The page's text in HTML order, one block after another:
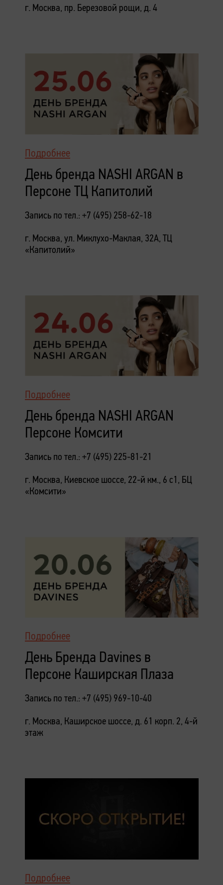
г. Москва, пр. Березовой рощи, д. 4
Подробнее
День бренда NASHI ARGAN в
Персоне ТЦ Капитолий
Запись по тел.: +7 (495) 258-62-18
г. Москва, ул. Миклухо-Маклая, 32А, ТЦ
«Капитолий»
Подробнее
День бренда NASHI ARGAN
Персоне Комсити
Запись по тел.: +7 (495) 225-81-21
г. Москва, Киевское шоссе, 22-й км., 6 с1, БЦ
«Комсити»
Подробнее
День Бренда Davines в
Персоне Каширская Плаза
Запись по тел.: +7 (495) 969-10-40
г. Москва, Каширское шоссе, д. 61 корп. 2, 4-й
этаж
Подробнее